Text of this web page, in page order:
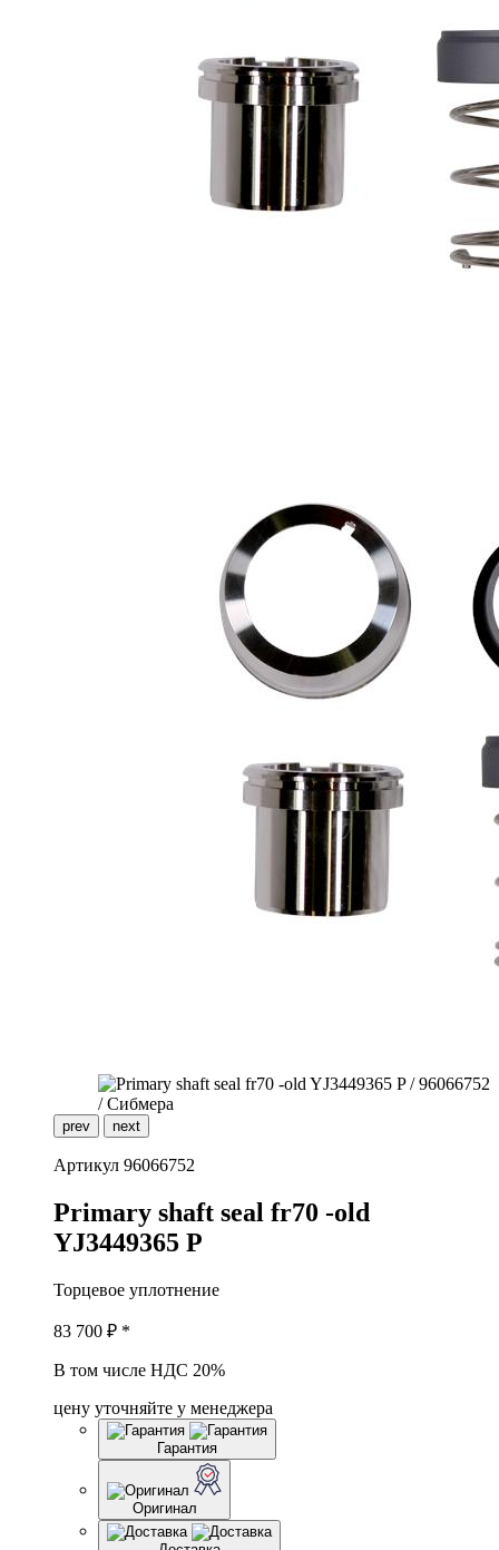
prev next
Артикул 96066752
Primary shaft seal fr70 -old
YJ3449365 P
Торцевое уплотнение
83 700 ₽ *
В том числе НДС 20%
цену уточняйте у менеджера
Гарантия
Оригинал